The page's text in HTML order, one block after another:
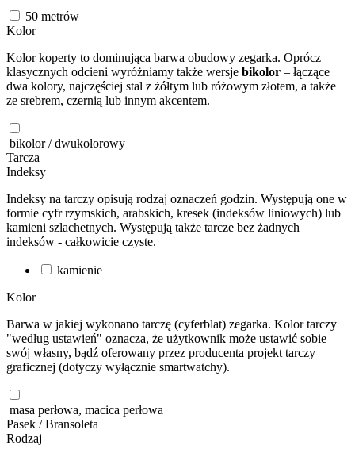
50 metrów
Kolor
Kolor koperty to dominująca barwa obudowy zegarka. Oprócz
klasycznych odcieni wyróżniamy także wersje bikolor – łączące
dwa kolory, najczęściej stal z żółtym lub różowym złotem, a także
ze srebrem, czernią lub innym akcentem.
bikolor / dwukolorowy
Tarcza
Indeksy
Indeksy na tarczy opisują rodzaj oznaczeń godzin. Występują one w
formie cyfr rzymskich, arabskich, kresek (indeksów liniowych) lub
kamieni szlachetnych. Występują także tarcze bez żadnych
indeksów - całkowicie czyste.
kamienie
Kolor
Barwa w jakiej wykonano tarczę (cyferblat) zegarka. Kolor tarczy
"według ustawień" oznacza, że użytkownik może ustawić sobie
swój własny, bądź oferowany przez producenta projekt tarczy
graficznej (dotyczy wyłącznie smartwatchy).
masa perłowa, macica perłowa
Pasek / Bransoleta
Rodzaj